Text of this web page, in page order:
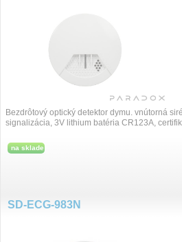
Bezdrôtový optický detektor dymu. vnútorná
signalizácia, 3V lithium batéria CR123A,
na sklade
SD-ECG-983N